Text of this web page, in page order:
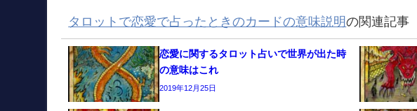
タロットで恋愛で占ったときのカードの意味説明の関連記事
恋愛に関するタロット占いで世界が出た時
の意味はこれ
2019年12月25日